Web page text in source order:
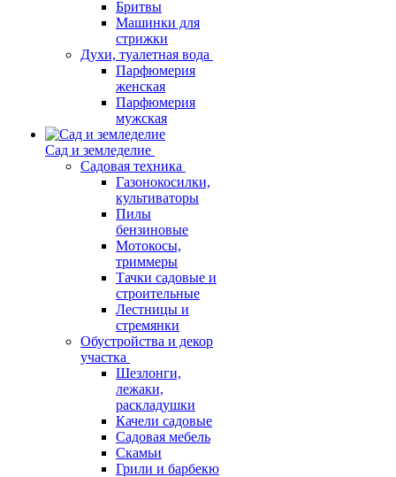
Бритвы
Машинки для
стрижки
Духи, туалетная вода
Парфюмерия
женская
Парфюмерия
мужская
Сад и земледелие
Садовая техника
Газонокосилки,
культиваторы
Пилы
бензиновые
Мотокосы,
триммеры
Тачки садовые и
строительные
Лестницы и
стремянки
Обустройства и декор
участка
Шезлонги,
лежаки,
раскладушки
Качели садовые
Садовая мебель
Скамьи
Грили и барбекю